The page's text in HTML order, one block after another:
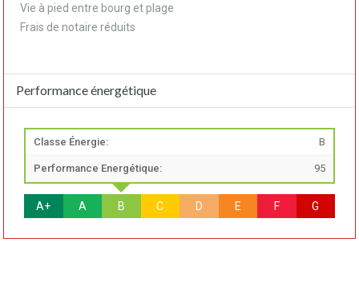
Vie à pied entre bourg et plage
Frais de notaire réduits
Performance énergétique
Classe Énergie: B
Performance Energétique: 95
A+ A B C D E F G